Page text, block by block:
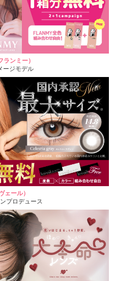
ランミー）
ージモデル
ェール）
プロデュース